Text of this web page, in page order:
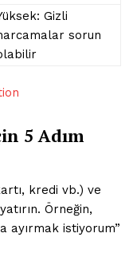
Gizli
sorun
5 Adım
kredi vb.) ve
Örneğin,
ayırmak istiyorum”